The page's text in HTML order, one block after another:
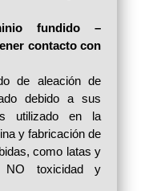
fundido –
contacto con
de aleación de
debido a sus
utilizado en la
y fabricación de
como latas y
NO toxicidad y